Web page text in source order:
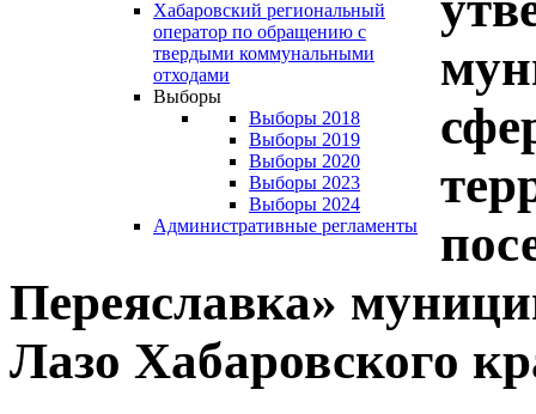
Хабаровский региональный
оператор по обращению с
твердыми коммунальными
отходами
Выборы
Выборы 2018
Выборы 2019
Выборы 2020
Выборы 2023
Выборы 2024
Административные регламенты
Переяславка»
Лазо Хабаровского